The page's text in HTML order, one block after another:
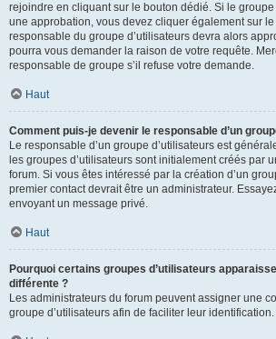
rejoindre en cliquant sur le bouton dédié. Si le
une approbation, vous devez cliquer également sur
responsable du groupe d’utilisateurs devra alors
pourra vous demander la raison de votre requête.
responsable de groupe s’il refuse votre demande.
Haut
Comment puis-je devenir le responsable d’un
Le responsable d’un groupe d’utilisateurs est
les groupes d’utilisateurs sont initialement créés par
forum. Si vous êtes intéressé par la création d’un
premier contact devrait être un administrateur.
envoyant un message privé.
Haut
Pourquoi certains groupes d’utilisateurs
différente ?
Les administrateurs du forum peuvent assigner une
groupe d’utilisateurs afin de faciliter leur identification.